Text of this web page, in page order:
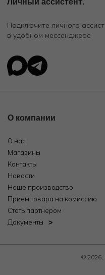
Подключите личного
в удобном мессенджере
О компании
О нас
Магазины
Контакты
Новости
Наше производство
Прием товара на комиссию
Стать партнером
Документы
© 2026,